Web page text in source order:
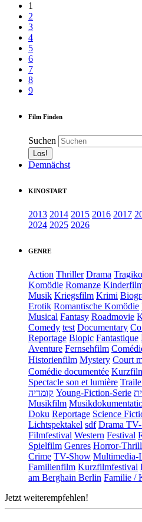
1
2
3
4
5
6
7
8
9
Film Finden
Suchen
Demnächst
KINOSTART
2013 2014 2015 2016 2017
2024 2025 2026
GENRE
Action Thriller Drama
Komödie Romanze
Musik Kriegsfilm Krimi
Erotik Romantische Komödie
Musical Fantasy Roadmovie
Comedy test Documentary
Reportage Biopic Fantastique
Aventure Fernsehfilm
Historienfilm Mystery Court
Comédie documentée
Spectacle son et lumière
קומדיה Young-Fiction-Serie
Musikfilm
Doku Reportage Science
Lichtspektakel sdf Drama
Filmfestival Western Festival
Spielfilm Genres Horror-
Crime TV-Show Multimedia-
Familienfilm Kurzfilmfestival
am Berghain Berlin Familie /
Jetzt weiterempfehlen!